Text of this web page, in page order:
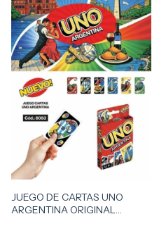
JUEGO DE CARTAS UNO
ARGENTINA ORIGINAL